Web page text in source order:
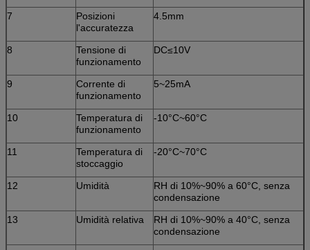
7
Posizioni
l'accuratezza
4.5mm
8
Tensione di
funzionamento
DC≤10V
9
Corrente di
funzionamento
5~25mA
10
Temperatura di
funzionamento
-10°C~60°C
11
Temperatura di
stoccaggio
-20°C~70°C
12 Umidità
RH di 10%~90% a 60°C, senza
condensazione
13
Umidità relativa
RH di 10%~90% a 40°C, senza
condensazione